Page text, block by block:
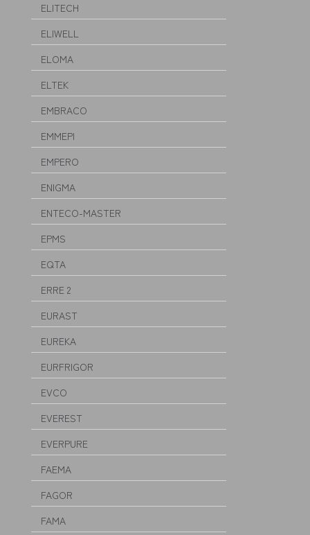
ELITECH
ELIWELL
ELOMA
ELTEK
EMBRACO
EMMEPI
EMPERO
ENIGMA
ENTECO-MASTER
EPMS
EQTA
ERRE 2
EURAST
EUREKA
EURFRIGOR
EVCO
EVEREST
EVERPURE
FAEMA
FAGOR
FAMA